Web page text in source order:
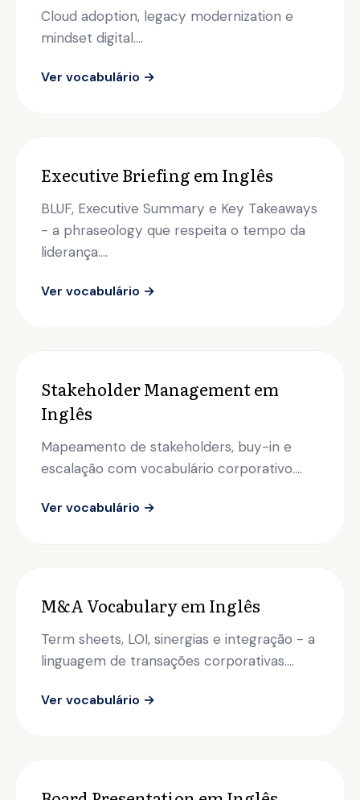
Cloud adoption, legacy modernization e
mindset digital....
Ver vocabulário →
Executive Briefing em Inglês
BLUF, Executive Summary e Key Takeaways
- a phraseology que respeita o tempo da
liderança....
Ver vocabulário →
Stakeholder Management em
Inglês
Mapeamento de stakeholders, buy-in e
escalação com vocabulário corporativo....
Ver vocabulário →
M&A Vocabulary em Inglês
Term sheets, LOI, sinergias e integração - a
linguagem de transações corporativas....
Ver vocabulário →